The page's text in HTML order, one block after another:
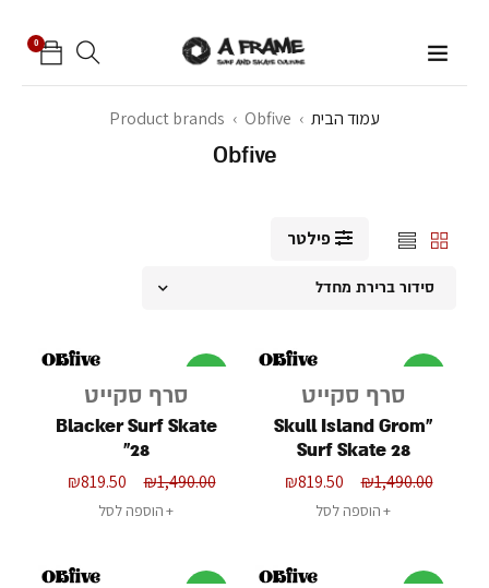
0
עמוד הבית ›
Product brands › Obfive
Obfive
פילטר
סידור ברירת מחדל
סרף סקייט
"Skull Island Grom
Surf Skate 28
₪1,490.00
₪819.50
הוספה לסל
סרף סקייט
Blacker Surf Skate
28"
₪1,490.00
₪819.50
הוספה לסל